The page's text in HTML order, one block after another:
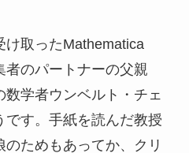
け取ったMathematica
者のパートナーの父親
学者ウンベルト・チェ
です。手紙を読んだ教授
ためもあってか、クリ